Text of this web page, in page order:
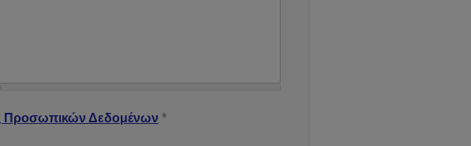
*
Προσωπικών Δεδομένων *